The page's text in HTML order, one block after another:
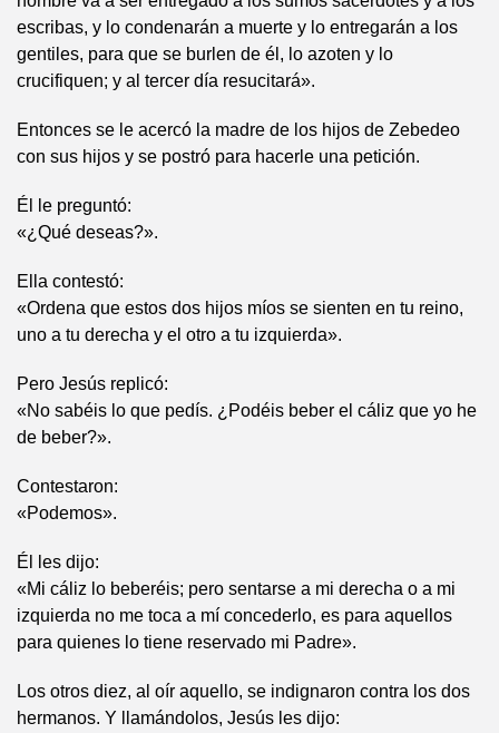
escribas, y lo condenarán a muerte y lo entregarán a los
gentiles, para que se burlen de él, lo azoten y lo
crucifiquen; y al tercer día resucitará».
Entonces se le acercó la madre de los hijos de Zebedeo
con sus hijos y se postró para hacerle una petición.
Él le preguntó:
«¿Qué deseas?».
Ella contestó:
«Ordena que estos dos hijos míos se sienten en tu reino,
uno a tu derecha y el otro a tu izquierda».
Pero Jesús replicó:
«No sabéis lo que pedís. ¿Podéis beber el cáliz que yo he
de beber?».
Contestaron:
«Podemos».
Él les dijo:
«Mi cáliz lo beberéis; pero sentarse a mi derecha o a mi
izquierda no me toca a mí concederlo, es para aquellos
para quienes lo tiene reservado mi Padre».
Los otros diez, al oír aquello, se indignaron contra los dos
hermanos. Y llamándolos, Jesús les dijo: